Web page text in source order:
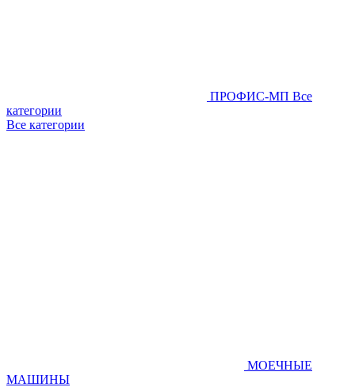
ПРОФИС-МП Все
категории
Все категории
МОЕЧНЫЕ
МАШИНЫ